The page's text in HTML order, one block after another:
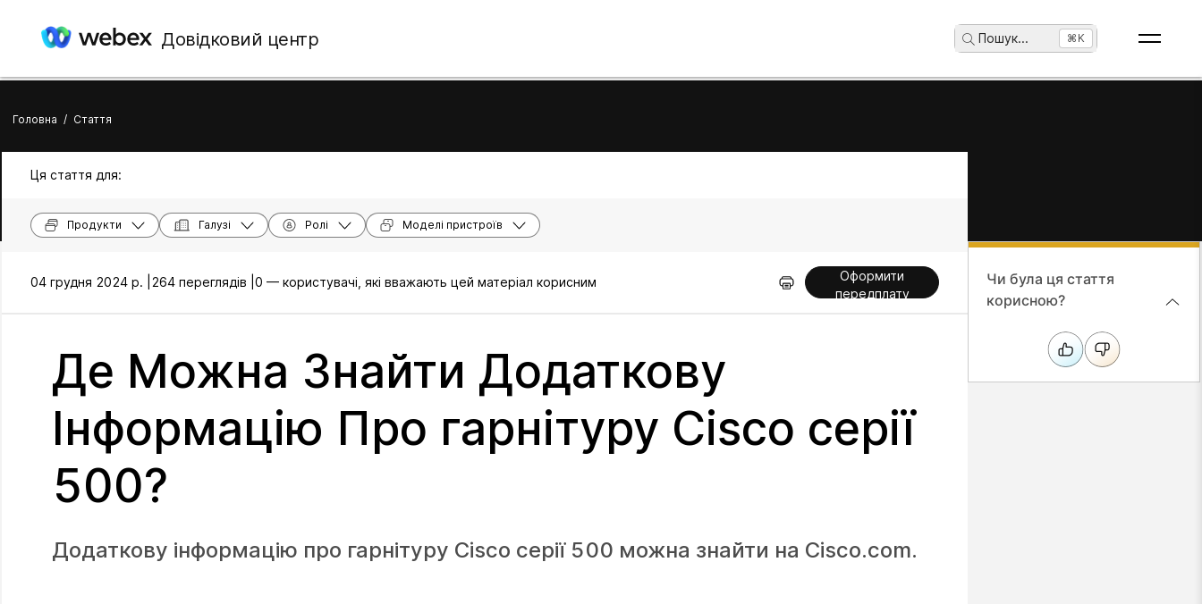
Довідковий центр Пошук... ⌘K
Головна / Стаття
Ця стаття для:
Продукти Галузі Ролі Моделі пристроїв
04 грудня 2024 р. | 264 переглядів | 0 — користувачі, які вважають цей матеріал корисним
Оформити
передплату
Де Можна Знайти Додаткову
Інформацію Про гарнітуру Cisco серії
500?
Додаткову інформацію про гарнітуру Cisco серії 500 можна знайти на Cisco.com.
Чи була ця стаття
корисною?